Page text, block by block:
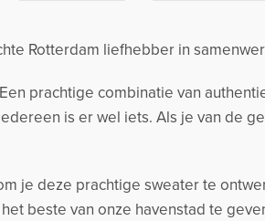
Rotterdam liefhebber in
prachtige combinatie van
is er wel iets. Als je van de
je deze prachtige sweater te
beste van onze havenstad te